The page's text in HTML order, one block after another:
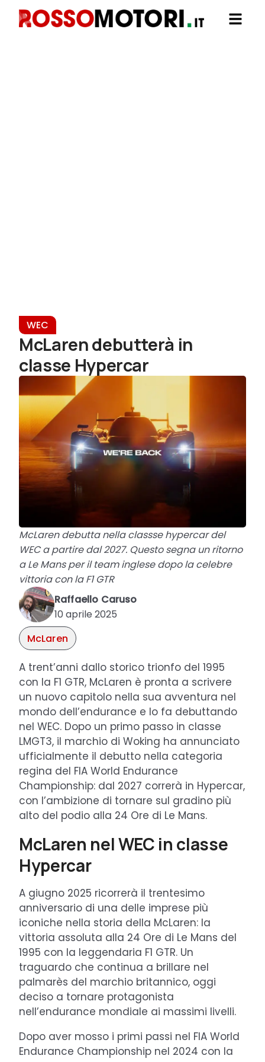
WEC
McLaren debutterà in
classe Hypercar
McLaren debutta nella classse hypercar del
WEC a partire dal 2027. Questo segna un ritorno
a Le Mans per il team inglese dopo la celebre
vittoria con la F1 GTR
Raffaello Caruso
10 aprile 2025
McLaren
A trent’anni dallo storico trionfo del 1995
con la F1 GTR, McLaren è pronta a scrivere
un nuovo capitolo nella sua avventura nel
mondo dell’endurance e lo fa debuttando
nel WEC. Dopo un primo passo in classe
LMGT3, il marchio di Woking ha annunciato
ufficialmente il debutto nella categoria
regina del FIA World Endurance
Championship: dal 2027 correrà in Hypercar,
con l’ambizione di tornare sul gradino più
alto del podio alla 24 Ore di Le Mans.
McLaren nel WEC in classe
Hypercar
A giugno 2025 ricorrerà il trentesimo
anniversario di una delle imprese più
iconiche nella storia della McLaren: la
vittoria assoluta alla 24 Ore di Le Mans del
1995 con la leggendaria F1 GTR. Un
traguardo che continua a brillare nel
palmarès del marchio britannico, oggi
deciso a tornare protagonista
nell’endurance mondiale ai massimi livelli.
Dopo aver mosso i primi passi nel FIA World
Endurance Championship nel 2024 con la